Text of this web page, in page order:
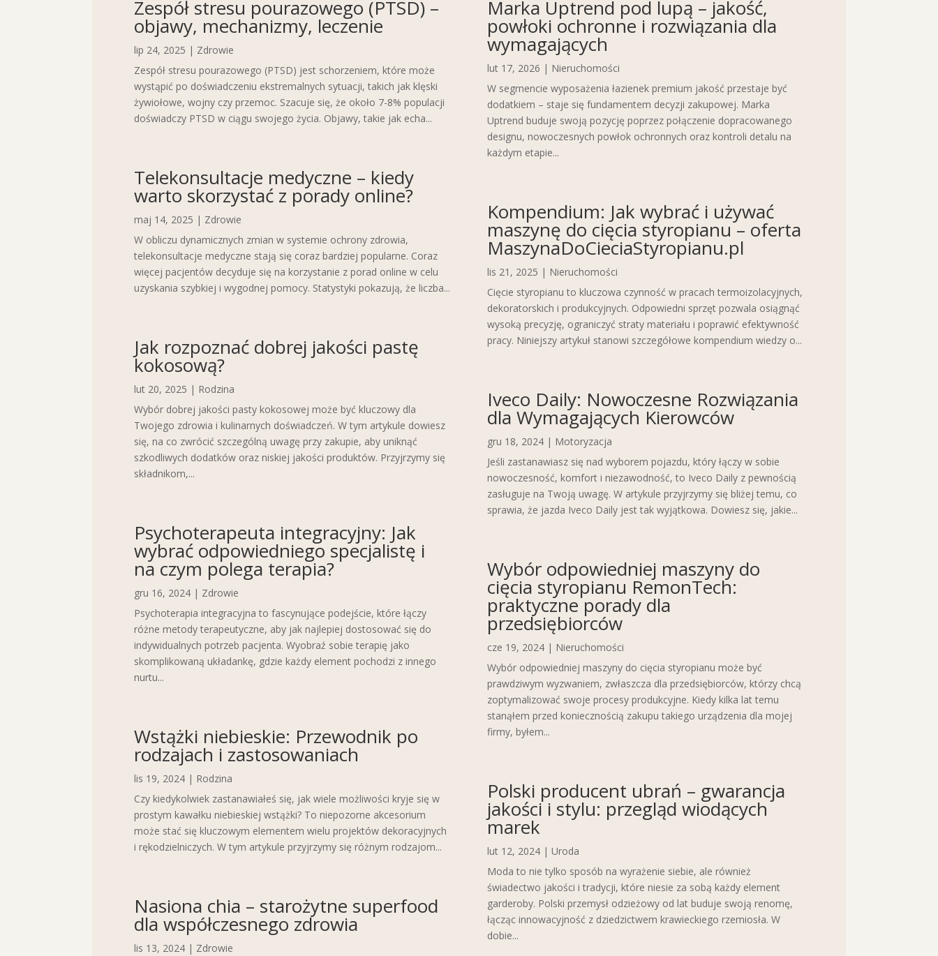
Zespół stresu pourazowego (PTSD) –
objawy, mechanizmy, leczenie
lip 24, 2025 | Zdrowie
Zespół stresu pourazowego (PTSD) jest schorzeniem, które może
wystąpić po doświadczeniu ekstremalnych sytuacji, takich jak klęski
żywiołowe, wojny czy przemoc. Szacuje się, że około 7-8% populacji
doświadczy PTSD w ciągu swojego życia. Objawy, takie jak echa...
Telekonsultacje medyczne – kiedy
warto skorzystać z porady online?
maj 14, 2025 | Zdrowie
W obliczu dynamicznych zmian w systemie ochrony zdrowia,
telekonsultacje medyczne stają się coraz bardziej popularne. Coraz
więcej pacjentów decyduje się na korzystanie z porad online w celu
uzyskania szybkiej i wygodnej pomocy. Statystyki pokazują, że liczba...
Jak rozpoznać dobrej jakości pastę
kokosową?
lut 20, 2025 | Rodzina
Wybór dobrej jakości pasty kokosowej może być kluczowy dla
Twojego zdrowia i kulinarnych doświadczeń. W tym artykule dowiesz
się, na co zwrócić szczególną uwagę przy zakupie, aby uniknąć
szkodliwych dodatków oraz niskiej jakości produktów. Przyjrzymy się
składnikom,...
Psychoterapeuta integracyjny: Jak
wybrać odpowiedniego specjalistę i
na czym polega terapia?
gru 16, 2024 | Zdrowie
Psychoterapia integracyjna to fascynujące podejście, które łączy
różne metody terapeutyczne, aby jak najlepiej dostosować się do
indywidualnych potrzeb pacjenta. Wyobraź sobie terapię jako
skomplikowaną układankę, gdzie każdy element pochodzi z innego
nurtu...
Wstążki niebieskie: Przewodnik po
rodzajach i zastosowaniach
lis 19, 2024 | Rodzina
Czy kiedykolwiek zastanawiałeś się, jak wiele możliwości kryje się w
prostym kawałku niebieskiej wstążki? To niepozorne akcesorium
może stać się kluczowym elementem wielu projektów dekoracyjnych
i rękodzielniczych. W tym artykule przyjrzymy się różnym rodzajom...
Nasiona chia – starożytne superfood
dla współczesnego zdrowia
lis 13, 2024 | Zdrowie
Marka Uptrend pod lupą – jakość,
powłoki ochronne i rozwiązania dla
wymagających
lut 17, 2026 | Nieruchomości
W segmencie wyposażenia łazienek premium jakość przestaje być
dodatkiem – staje się fundamentem decyzji zakupowej. Marka
Uptrend buduje swoją pozycję poprzez połączenie dopracowanego
designu, nowoczesnych powłok ochronnych oraz kontroli detalu na
każdym etapie...
Kompendium: Jak wybrać i używać
maszynę do cięcia styropianu – oferta
MaszynaDoCieciaStyropianu.pl
lis 21, 2025 | Nieruchomości
Cięcie styropianu to kluczowa czynność w pracach termoizolacyjnych,
dekoratorskich i produkcyjnych. Odpowiedni sprzęt pozwala osiągnąć
wysoką precyzję, ograniczyć straty materiału i poprawić efektywność
pracy. Niniejszy artykuł stanowi szczegółowe kompendium wiedzy o...
Iveco Daily: Nowoczesne Rozwiązania
dla Wymagających Kierowców
gru 18, 2024 | Motoryzacja
Jeśli zastanawiasz się nad wyborem pojazdu, który łączy w sobie
nowoczesność, komfort i niezawodność, to Iveco Daily z pewnością
zasługuje na Twoją uwagę. W artykule przyjrzymy się bliżej temu, co
sprawia, że jazda Iveco Daily jest tak wyjątkowa. Dowiesz się, jakie...
Wybór odpowiedniej maszyny do
cięcia styropianu RemonTech:
praktyczne porady dla
przedsiębiorców
cze 19, 2024 | Nieruchomości
Wybór odpowiedniej maszyny do cięcia styropianu może być
prawdziwym wyzwaniem, zwłaszcza dla przedsiębiorców, którzy chcą
zoptymalizować swoje procesy produkcyjne. Kiedy kilka lat temu
stanąłem przed koniecznością zakupu takiego urządzenia dla mojej
firmy, byłem...
Polski producent ubrań – gwarancja
jakości i stylu: przegląd wiodących
marek
lut 12, 2024 |Uroda
Moda to nie tylko sposób na wyrażenie siebie, ale również
świadectwo jakości i tradycji, które niesie za sobą każdy element
garderoby. Polski przemysł odzieżowy od lat buduje swoją renomę,
łącząc innowacyjność z dziedzictwem krawieckiego rzemiosła. W
dobie...